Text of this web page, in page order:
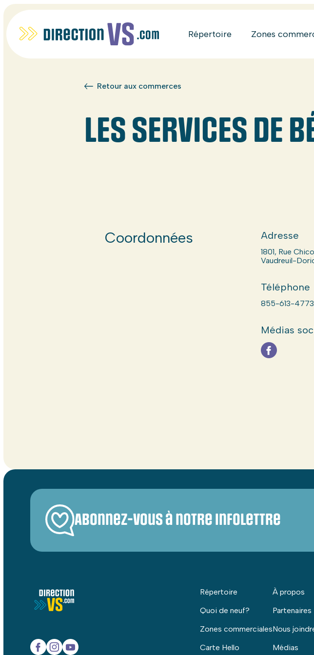
Répertoire Zones
Retour aux commerces
LES SERVICES DE
Coordonnées Adresse
1801, Rue
Vaudreuil-
Téléphone
855-613-4773
Médias
Abonnez-vous à notre infolettre
Répertoire
Quoi de neuf?
Zones commerciales
Carte Hello
À propos
Partenaires
Nous
Médias